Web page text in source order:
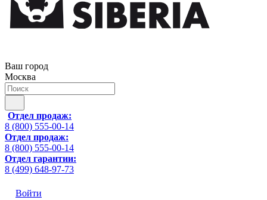
Ваш город
Москва
Отдел продаж:
8 (800) 555-00-14
Отдел продаж:
8 (800) 555-00-14
Отдел гарантии:
8 (499) 648-97-73
Войти